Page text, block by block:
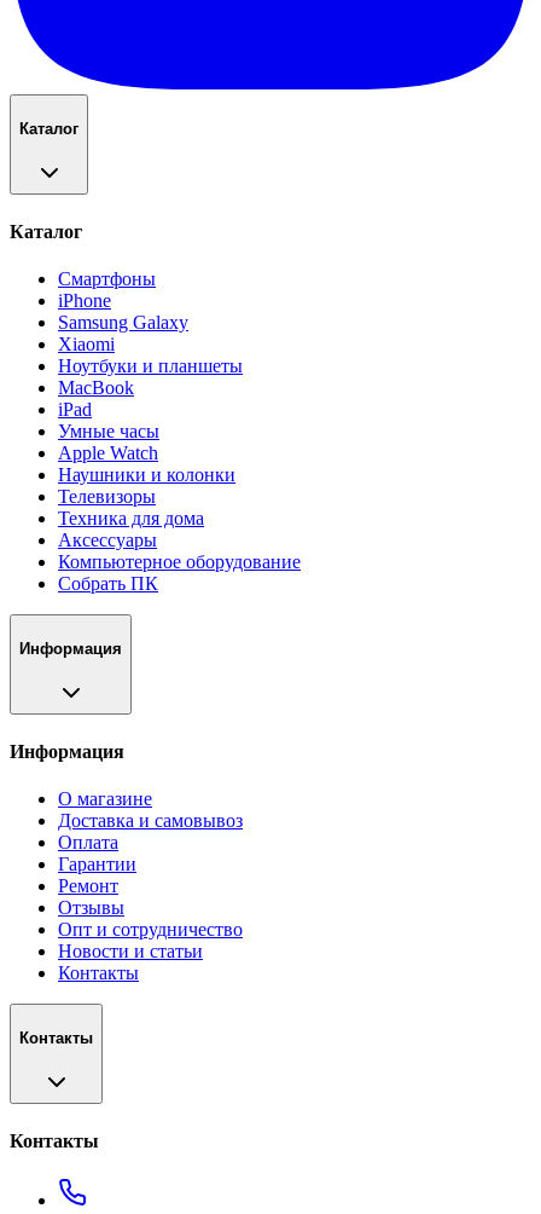
Каталог
Каталог
Смартфоны
iPhone
Samsung Galaxy
Xiaomi
Ноутбуки и планшеты
MacBook
iPad
Умные часы
Apple Watch
Наушники и колонки
Телевизоры
Техника для дома
Аксессуары
Компьютерное оборудование
Собрать ПК
Информация
Информация
О магазине
Доставка и самовывоз
Оплата
Гарантии
Ремонт
Отзывы
Опт и сотрудничество
Новости и статьи
Контакты
Контакты
Контакты